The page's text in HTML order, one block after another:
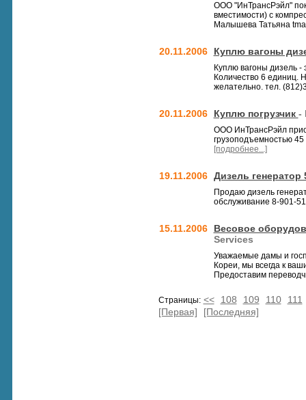
ООО "ИнТрансРэйл"
вместимости) с
Малышева Татьяна
20.11.2006 Куплю вагоны
Куплю вагоны дизель
Количество 6 единиц.
желательно. тел.
20.11.2006 Куплю погрузчик -
ООО ИнТрансРэйл
грузоподъемностью
[подробнее...]
19.11.2006 Дизель генератор
Продаю дизель
обслуживание 8-901-
15.11.2006
Весовое
Services
Уважаемые дамы и
Кореи, мы всегда к
Предоставим
Страницы: << 108 109 110
111
[Первая]
[Последняя]